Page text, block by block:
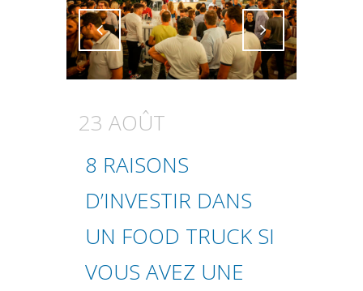
Attiva comando Attiva comando
23 AOÛT
8 RAISONS
D’INVESTIR DANS
UN FOOD TRUCK SI
VOUS AVEZ UNE